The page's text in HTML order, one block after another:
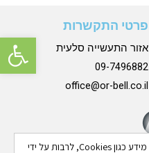
פתח
באתר זה נעשה שימוש בטכנולוגיות איסוף מידע כגון Cookies, לרבות על ידי
פרטי התקשרות
אזור התעשייה סלעית
09-7496882
office@or-bell.co.il